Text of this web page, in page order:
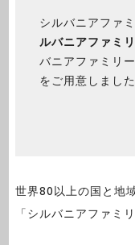
シルバニアファ
ルバニアファミ
バニアファミリ
をご用意しました
世界80以上の国と地
「シルバニアファミ